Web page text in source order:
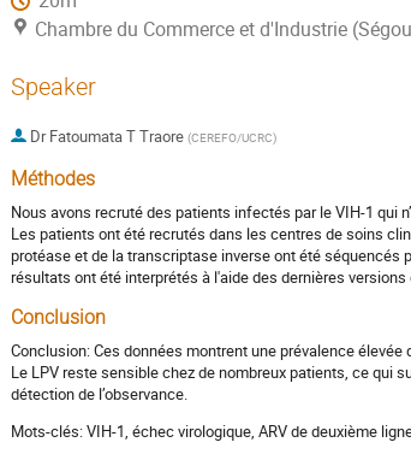
Chambre du Commerce et d'Industrie
Speaker
Dr Fatoumata T Traore (CEREFO/UCRC)
Méthodes
Nous avons recruté des patients infectés par le VIH-1 qui
Les patients ont été recrutés dans les centres de soins
protéase et de la transcriptase inverse ont été
résultats ont été interprétés à l'aide des dernières
Conclusion
Conclusion: Ces données montrent une prévalence
Le LPV reste sensible chez de nombreux patients, ce qui
détection de l’observance.
Mots-clés: VIH-1, échec virologique, ARV de deuxième